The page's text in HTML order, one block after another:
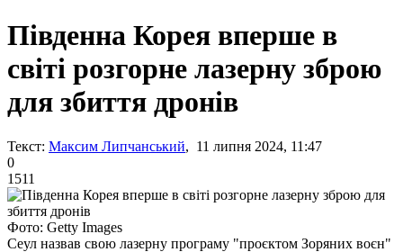
Південна Корея вперше в
світі розгорне лазерну зброю
для збиття дронів
Текст: Максим Липчанський, 11 липня 2024, 11:47
0
1511
Фото: Getty Images
Сеул назвав свою лазерну програму "проєктом Зоряних воєн"